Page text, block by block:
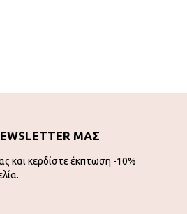
ΜΑΣ
και κερδίστε έκπτωση -10%